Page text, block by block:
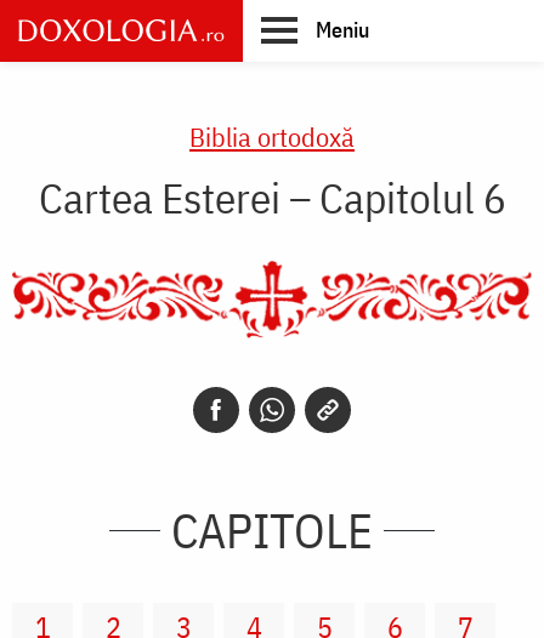
Skip
to
main
Meniu
Biblia ortodoxă
Cartea Esterei – Capitolul 6
CAPITOLE
1 2 3 4 5 6
7